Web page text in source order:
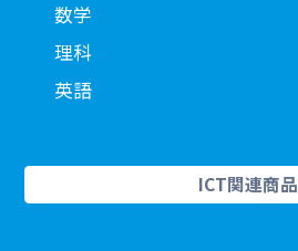
数学
理科
英語
ICT関連商品